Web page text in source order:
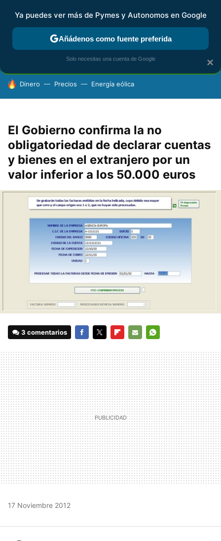
FISCALIDAD Y CONTABILIDAD KIT DIGITAL RENTA
HOY SE HABLA DE
Dinero Precios Energía eólica
El Gobierno confirma la no
obligatoriedad de declarar cuentas
y bienes en el extranjero por un
valor inferior a los 50.000 euros
3 comentarios
MAIL
17 Noviembre 2012
×
Ya puedes ver más de Pymes y Autonomos en Google
Añádenos como fuente preferida
Solo necesitas una cuenta de Google